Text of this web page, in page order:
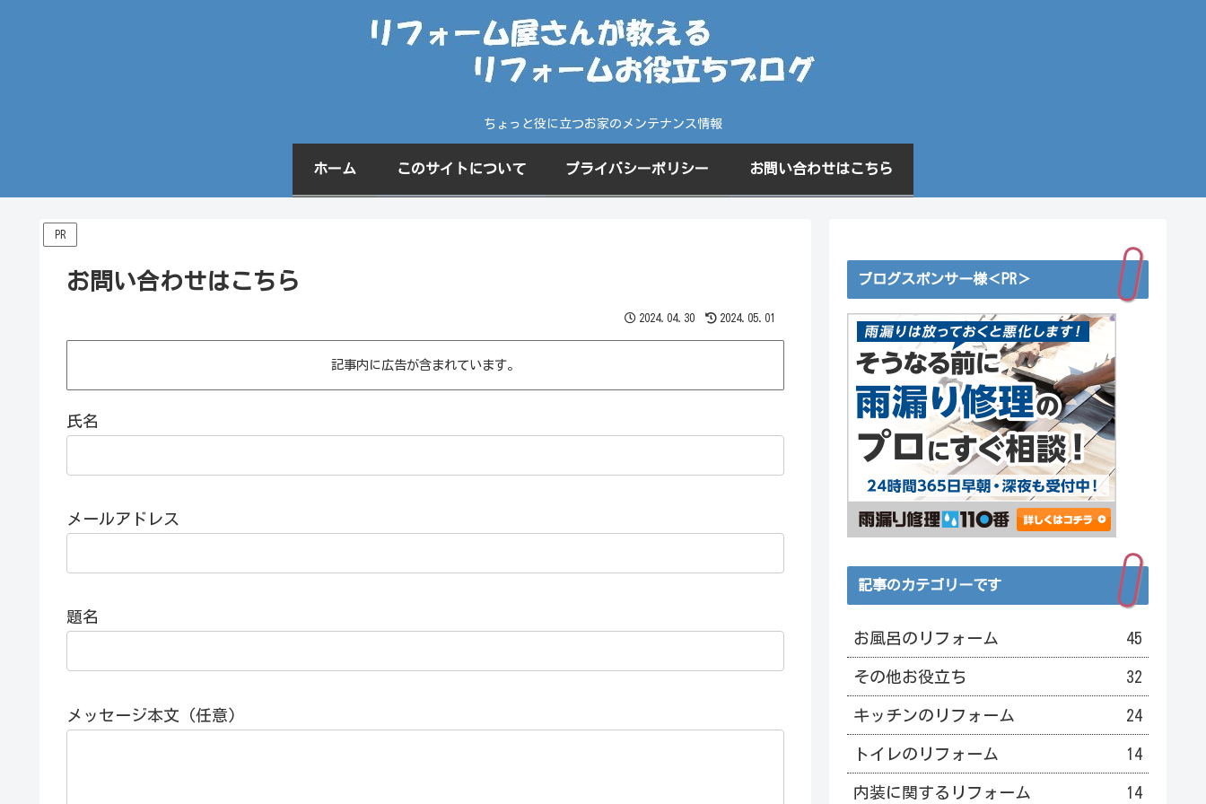
ちょっと役に立つお家のメンテナンス情報
ホーム このサイトについて プライバシーポリシー お問い合わせはこちら
PR
お問い合わせはこちら
2024.04.30 2024.05.01
記事内に広告が含まれています。
氏名
メールアドレス
題名
メッセージ本文 (任意)
ブログスポンサー様＜PR＞
記事のカテゴリーです
お風呂のリフォーム 45
その他お役立ち 32
キッチンのリフォーム 24
トイレのリフォーム 14
内装に関するリフォーム 14